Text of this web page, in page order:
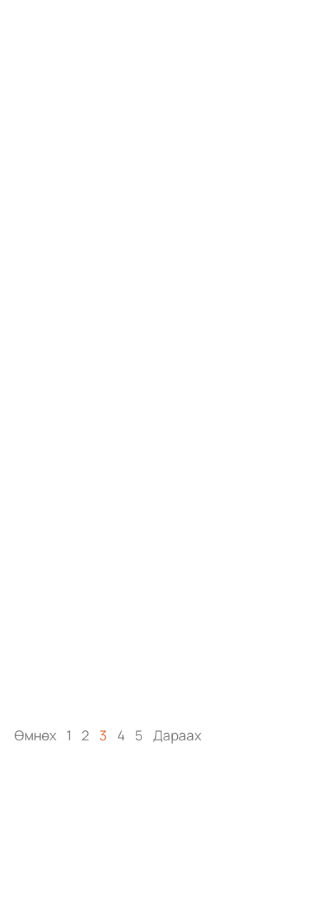
Өмнөх 1 2 3 4 5 Дараах